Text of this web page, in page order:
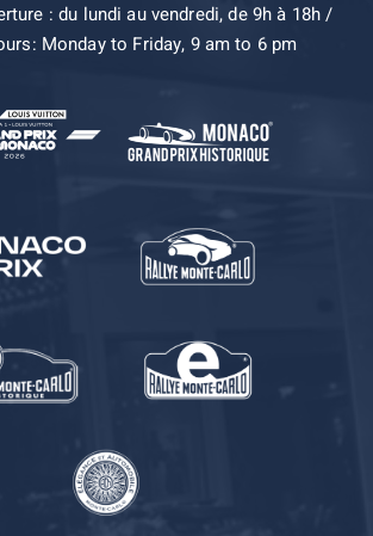
: du lundi au vendredi, de 9h à 18h /
Monday to Friday, 9 am to 6 pm